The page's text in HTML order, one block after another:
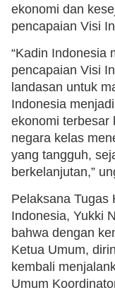
ekonomi dan
pencapaian Visi
“Kadin Indonesia
pencapaian Visi
landasan untuk
Indonesia
ekonomi terbesar
negara kelas
yang tangguh,
berkelanjutan,”
Pelaksana Tugas
Indonesia, Yukki
bahwa dengan
Ketua Umum,
kembali
Umum